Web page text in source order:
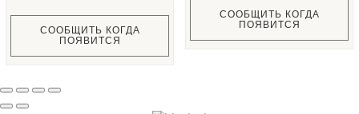
СООБЩИТЬ КОГДА
ПОЯВИТСЯ
СООБЩИТЬ КОГДА
ПОЯВИТСЯ